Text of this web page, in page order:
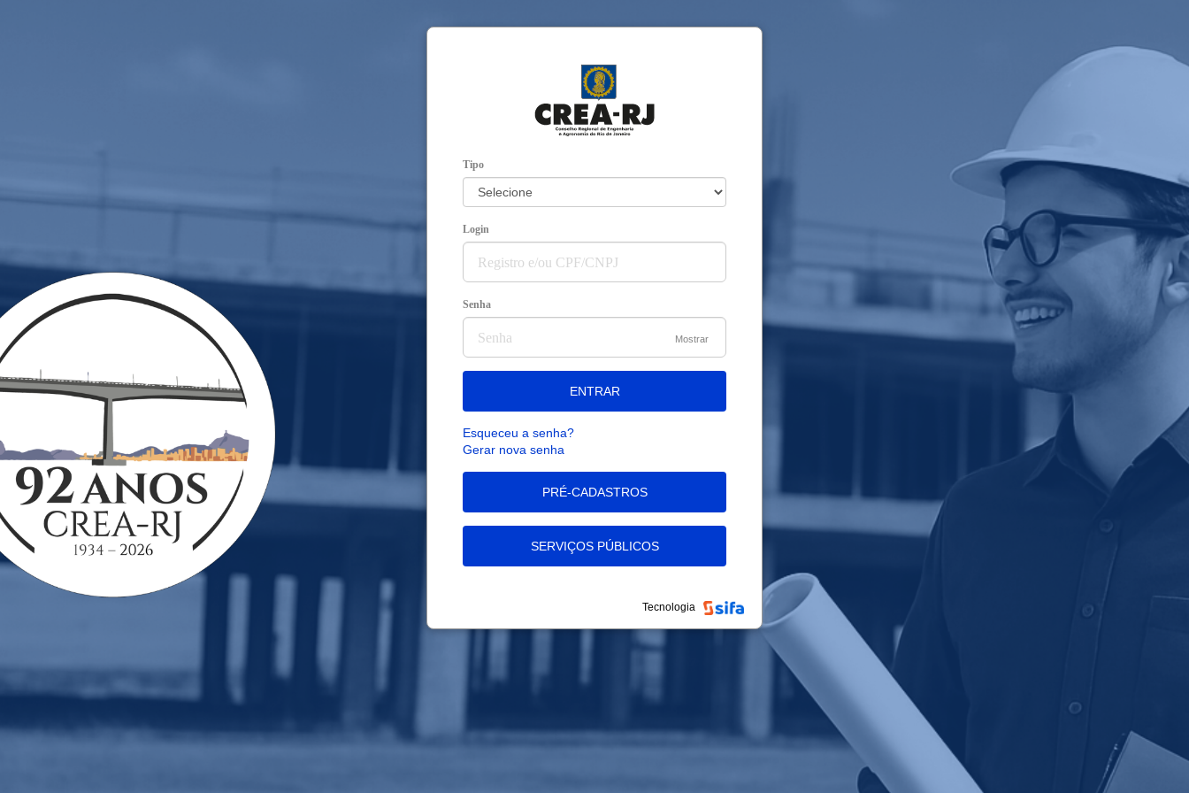
Tipo
Login
Senha
Mostrar
ENTRAR
Esqueceu a senha?
Gerar nova senha
PRÉ-CADASTROS
SERVIÇOS PÚBLICOS
Tecnologia